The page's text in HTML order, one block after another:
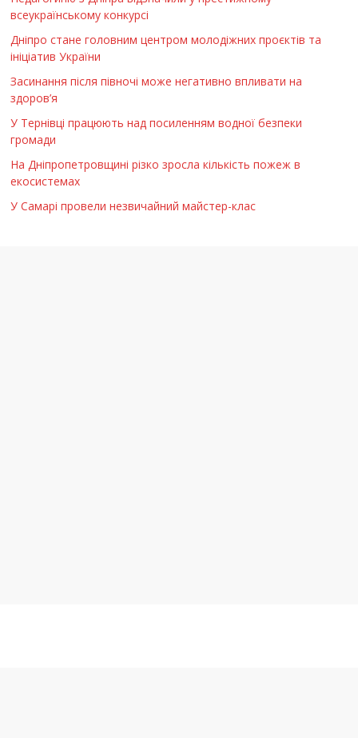
всеукраїнському конкурсі
Дніпро стане головним центром молодіжних проєктів та
ініціатив України
Засинання після півночі може негативно впливати на
здоров’я
У Тернівці працюють над посиленням водної безпеки
громади
На Дніпропетровщині різко зросла кількість пожеж в
екосистемах
У Самарі провели незвичайний майстер-клас